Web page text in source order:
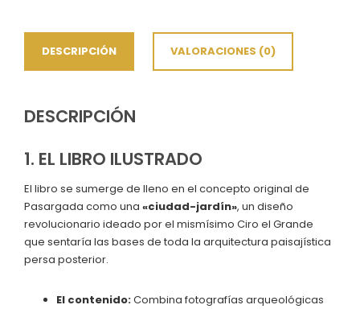
DESCRIPCIÓN VALORACIONES (0)
DESCRIPCIÓN
1. EL LIBRO ILUSTRADO
El libro se sumerge de lleno en el concepto original de
Pasargada como una «ciudad-jardín», un diseño
revolucionario ideado por el mismísimo Ciro el Grande
que sentaría las bases de toda la arquitectura paisajística
persa posterior.
El contenido:Combina fotografías arqueológicas